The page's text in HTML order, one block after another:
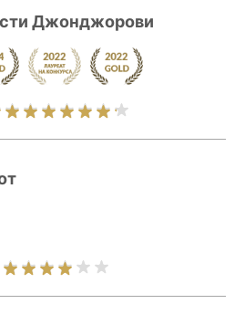
Джонджорови